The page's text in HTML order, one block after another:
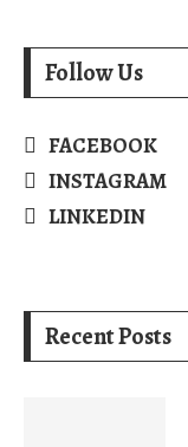
Follow Us
FACEBOOK
INSTAGRAM
LINKEDIN
Recent Posts